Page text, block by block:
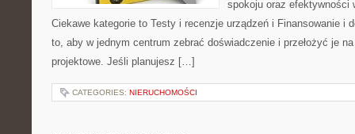
spokoju oraz efektywności
Ciekawe kategorie to Testy i recenzje urządzeń i Finansowanie i
to, aby w jednym centrum zebrać doświadczenie i przełożyć je
projektowe. Jeśli planujesz […]
CATEGORIES: NIERUCHOMOŚCI